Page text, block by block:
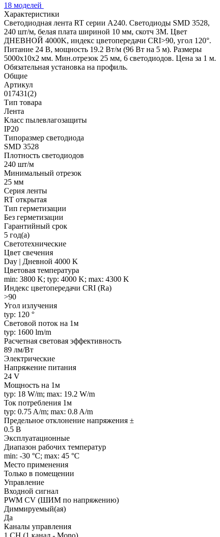
18 моделей
Характеристики
Светодиодная лента RT серии A240. Светодиоды SMD 3528,
240 шт/м, белая плата шириной 10 мм, скотч 3M. Цвет
ДНЕВНОЙ 4000K, индекс цветопередачи CRI>90, угол 120°.
Питание 24 В, мощность 19.2 Вт/м (96 Вт на 5 м). Размеры
5000x10x2 мм. Мин.отрезок 25 мм, 6 светодиодов. Цена за 1 м.
Обязательная установка на профиль.
Общие
Артикул
017431(2)
Тип товара
Лента
Класс пылевлагозащиты
IP20
Типоразмер светодиода
SMD 3528
Плотность светодиодов
240 шт/м
Минимальный отрезок
25 мм
Серия ленты
RT открытая
Тип герметизации
Без герметизации
Гарантийный срок
5 год(а)
Светотехнические
Цвет свечения
Day | Дневной 4000 K
Цветовая температура
min: 3800 K; typ: 4000 K; max: 4300 K
Индекс цветопередачи CRI (Ra)
>90
Угол излучения
typ: 120 °
Световой поток на 1м
typ: 1600 lm/m
Расчетная световая эффективность
89 лм/Вт
Электрические
Напряжение питания
24 V
Мощность на 1м
typ: 18 W/m; max: 19.2 W/m
Ток потребления 1м
typ: 0.75 A/m; max: 0.8 A/m
Предельное отклонение напряжения ±
0.5 В
Эксплуатационные
Диапазон рабочих температур
min: -30 °C; max: 45 °C
Место применения
Только в помещении
Управление
Входной сигнал
PWM СV (ШИМ по напряжению)
Диммируемый(ая)
Да
Каналы управления
1 CH (1 канал - Mono)